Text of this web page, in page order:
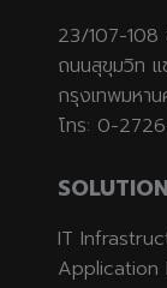
23/107-
ถนนสุขุมวิท
กรุงเทพมหาน
โทร: 0-
IT
Application